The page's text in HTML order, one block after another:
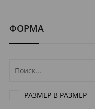
ФОРМА
РАЗМЕР В РАЗМЕР